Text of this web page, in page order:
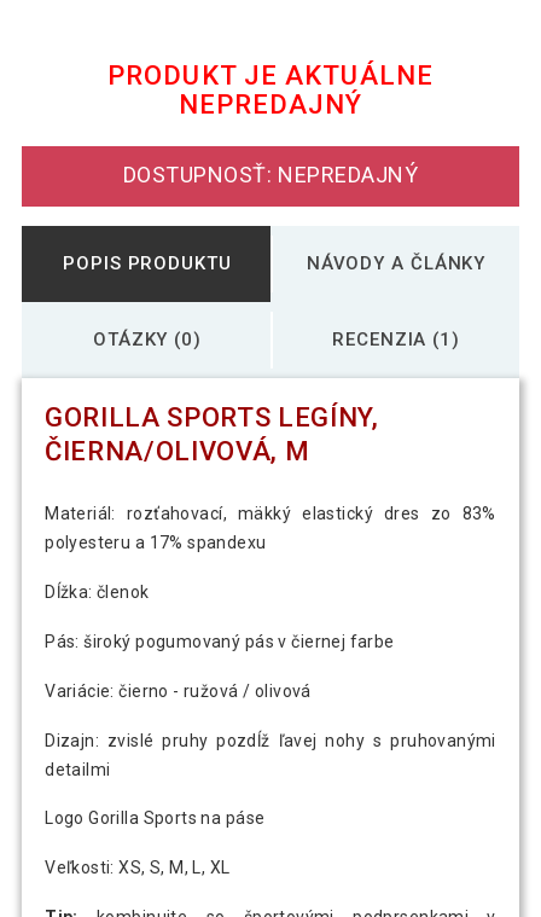
PRODUKT JE AKTUÁLNE
NEPREDAJNÝ
DOSTUPNOSŤ: NEPREDAJNÝ
POPIS PRODUKTU NÁVODY A ČLÁNKY
OTÁZKY (0) RECENZIA (1)
GORILLA SPORTS LEGÍNY,
ČIERNA/OLIVOVÁ, M
Materiál: rozťahovací, mäkký elastický dres zo 83%
polyesteru a 17% spandexu
Dĺžka: členok
Pás: široký pogumovaný pás v čiernej farbe
Variácie: čierno - ružová / olivová
Dizajn: zvislé pruhy pozdĺž ľavej nohy s pruhovanými
detailmi
Logo Gorilla Sports na páse
Veľkosti: XS, S, M, L, XL